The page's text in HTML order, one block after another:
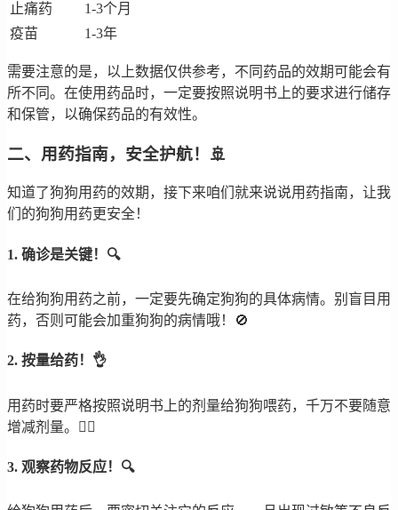
止痛药
1-3个月
疫苗
1-3年
需要注意的是，以上数据仅供参考，不同药品的效期可能会有
所不同。在使用药品时，一定要按照说明书上的要求进行储存
和保管，以确保药品的有效性。
二、用药指南，安全护航！🚢
知道了狗狗用药的效期，接下来咱们就来说说用药指南，让我
们的狗狗用药更安全！
1. 确诊是关键！🔍
在给狗狗用药之前，一定要先确定狗狗的具体病情。别盲目用
药，否则可能会加重狗狗的病情哦！🚫
2. 按量给药！👌
用药时要严格按照说明书上的剂量给狗狗喂药，千万不要随意
增减剂量。🙅‍♀️
3. 观察药物反应！🔍